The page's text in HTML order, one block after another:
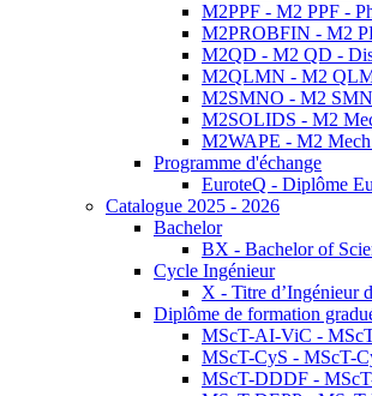
M2PPF - M2 PPF -
M2PROBFIN - M2
M2QD - M2 QD -
M2QLMN - M2
M2SMNO - M2
M2SOLIDS - M2
M2WAPE - M2
Programme d'échange
EuroteQ - Diplôme
Catalogue 2025 - 2026
Bachelor
BX - Bachelor of
Cycle Ingénieur
X - Titre d’Ingénieur
Diplôme de formation
MScT-AI-ViC -
MScT-CyS - MScT-
MScT-DDDF -